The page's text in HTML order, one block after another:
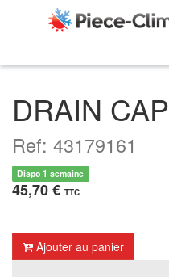
DRAIN CAP
Ref: 43179161
Dispo 1 semaine
45,70 € TTC
Ajouter au panier